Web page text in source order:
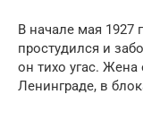
В начале мая 1927
простудился и
он тихо угас. Жена
Ленинграде, в